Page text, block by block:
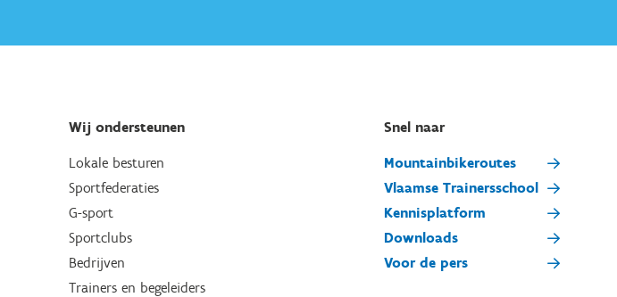
Wij ondersteunen
Lokale besturen
Sportfederaties
G-sport
Sportclubs
Bedrijven
Trainers en begeleiders
Snel naar
Mountainbikeroutes
Vlaamse Trainersschool
Kennisplatform
Downloads
Voor de pers